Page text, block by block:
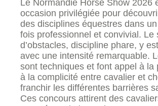
Le Normandie Horse Show 2026
occasion privilégiée pour
des disciplines équestres dans
fois professionnel et convivial. Le
d’obstacles, discipline phare, y
avec une intensité remarquable.
sont techniques et font appel à la
à la complicité entre cavalier et
franchir les différentes barrières
Ces concours attirent des